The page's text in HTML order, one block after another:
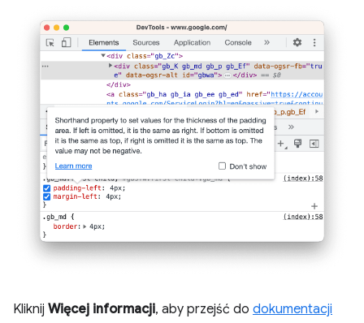
Kliknij Więcej informacji, aby przejść do dokumentacji